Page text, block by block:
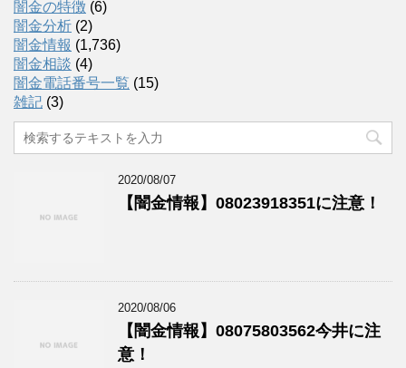
闇金の特徴 (6)
闇金分析 (2)
闇金情報 (1,736)
闇金相談 (4)
闇金電話番号一覧 (15)
雑記 (3)
2020/08/07
【闇金情報】08023918351に注意！
2020/08/06
【闇金情報】08075803562今井に注
意！